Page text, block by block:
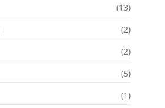
(13)
(2)
(2)
(5)
(1)